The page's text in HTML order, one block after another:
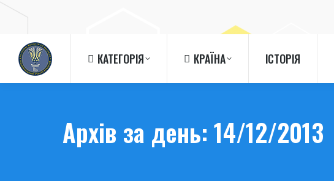
КАТЕГОРІЯ КРАЇНА ІСТОРІЯ
Архів за день: 14/12/2013